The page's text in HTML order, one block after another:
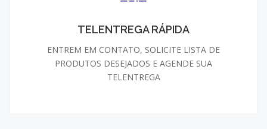
TELENTREGA RÁPIDA
ENTREM EM CONTATO, SOLICITE LISTA DE
PRODUTOS DESEJADOS E AGENDE SUA
TELENTREGA